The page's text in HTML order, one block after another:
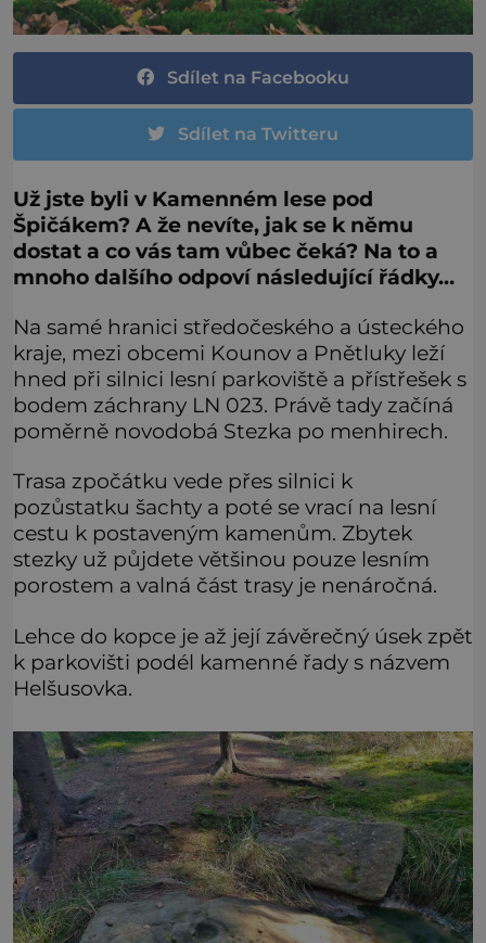
Sdílet na Facebooku
Sdílet na Twitteru
Už jste byli v Kamenném lese pod
Špičákem? A že nevíte, jak se k němu
dostat a co vás tam vůbec čeká? Na to a
mnoho dalšího odpoví následující řádky…
Na samé hranici středočeského a ústeckého
kraje, mezi obcemi Kounov a Pnětluky leží
hned při silnici lesní parkoviště a přístřešek s
bodem záchrany LN 023. Právě tady začíná
poměrně novodobá Stezka po menhirech.
Trasa zpočátku vede přes silnici k
pozůstatku šachty a poté se vrací na lesní
cestu k postaveným kamenům. Zbytek
stezky už půjdete většinou pouze lesním
porostem a valná část trasy je nenáročná.
Lehce do kopce je až její závěrečný úsek zpět
k parkovišti podél kamenné řady s názvem
Helšusovka.